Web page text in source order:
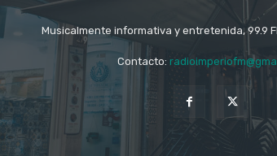
Musicalmente informativa y entretenida, 99.9
Contacto: